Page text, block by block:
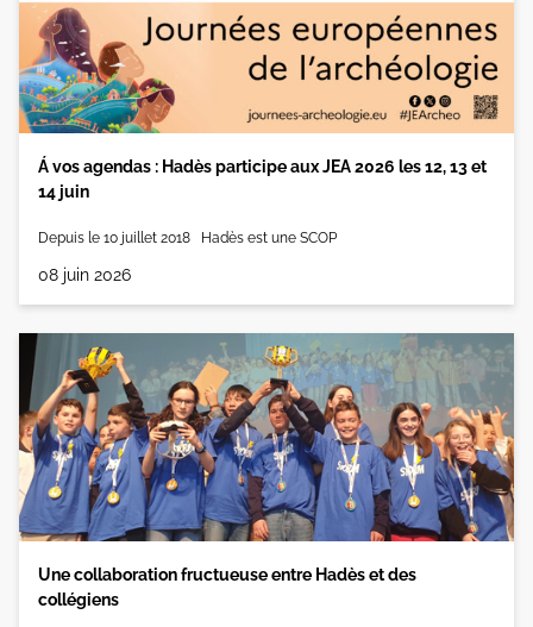
Á vos agendas : Hadès participe aux JEA 2026 les 12, 13 et
14 juin
Depuis le 10 juillet 2018 Hadès est une SCOP
08 juin 2026
Une collaboration fructueuse entre Hadès et des
collégiens